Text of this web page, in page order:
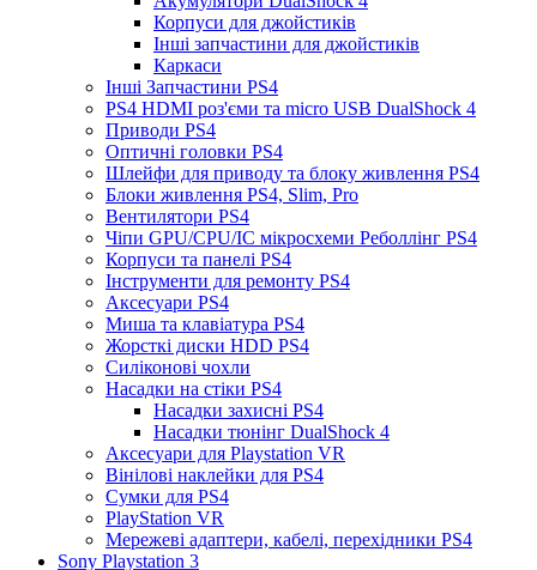
Корпуси для джойстиків
Інші запчастини для джойстиків
Каркаси
Інші Запчастини PS4
PS4 HDMI роз'єми та micro USB DualShock 4
Приводи PS4
Оптичні головки PS4
Шлейфи для приводу та блоку живлення PS4
Блоки живлення PS4, Slim, Pro
Вентилятори PS4
Чіпи GPU/CPU/IC мікросхеми Реболлінг PS4
Корпуси та панелі PS4
Інструменти для ремонту PS4
Аксесуари PS4
Миша та клавіатура PS4
Жорсткі диски HDD PS4
Силіконові чохли
Насадки на стіки PS4
Насадки захисні PS4
Насадки тюнінг DualShock 4
Аксесуари для Playstation VR
Вінілові наклейки для PS4
Сумки для PS4
PlayStation VR
Мережеві адаптери, кабелі, перехідники PS4
Sony Playstation 3